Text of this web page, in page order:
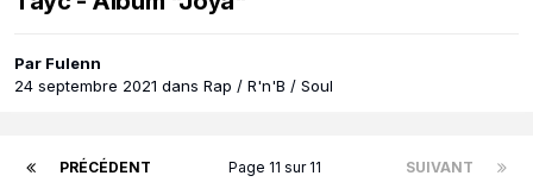
Par Fulenn
24 septembre 2021 dans Rap / R'n'B / Soul
PRÉCÉDENT SUIVANT
Page 11 sur 11